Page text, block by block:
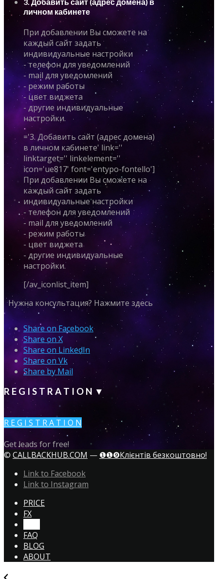
личном кабинете
При добавлении Вы сможете на
каждый сайт задать
индивидуальные настройки
- телефон для уведомлений
- mail для уведомлений
- режим работы
- цвет виджета
- другие индивидуальные
настройки.
='3. Добавить сайт (адрес домена)
в личном кабинете' link=''
linktarget='' linkelement=''
icon='ue817' font='entypo-fontello']
При добавлении Вы сможете на
каждый сайт задать
индивидуальные настройки
- телефон для уведомлений
- mail для уведомлений
- режим работы
- цвет виджета
- другие индивидуальные
настройки.
[/av_iconlist_item]
Нужна консультация? Нажмите здесь
Share on Facebook
Share on X
Share on LinkedIn
Share on Vk
Share by Mail
R E G I S T R A T I O N ▼
R E G I S T R A T I O N
Get leads for free!
© CALLBACKHUB.COM — ❶❶❾Клієнтів безкоштовно!
Link to Facebook
Link to Instagram
PRICE
FX
FAQ
BLOG
ABOUT